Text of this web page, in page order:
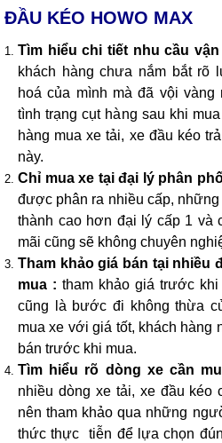
ĐẦU KÉO HOWO MAX
Tìm hiểu chi tiết nhu cầu
khách hàng chưa nắm bắt rõ
hoá của mình mà đã vội
tình trạng cụt hàng sau khi
hàng mua xe tải, xe đầu kéo
này.
Chỉ mua xe tại đại lý phân
được phân ra nhiều cấp,
thành cao hơn đại lý cấp 1 và
mãi cũng sẽ không chuyên
Tham khảo giá bán tại nhiều
mua : tham khảo giá trước
cũng là bước đi không thừa
mua xe với giá tốt, khách hàng
bán trước khi mua.
Tìm hiểu rõ dòng xe cần
nhiều dòng xe tải, xe đầu kéo
nên tham khảo qua những
thức thực tiễn để lựa chọn